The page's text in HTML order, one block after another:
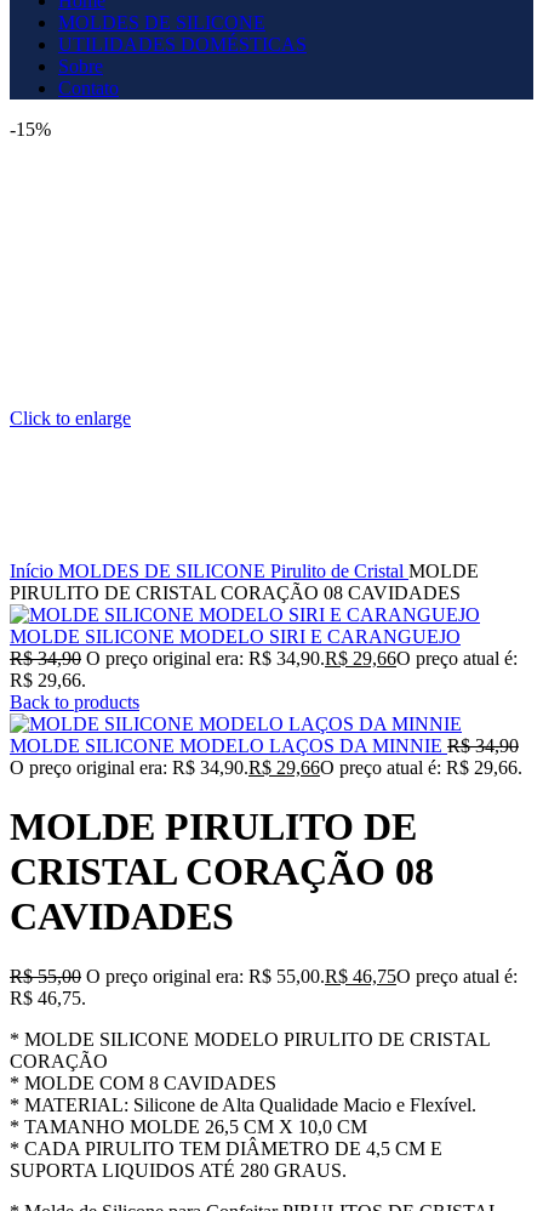
MOLDES DE SILICONE
UTILIDADES DOMÉSTICAS
Sobre
Contato
-15%
Click to enlarge
Início MOLDES DE SILICONE Pirulito de Cristal MOLDE
PIRULITO DE CRISTAL CORAÇÃO 08 CAVIDADES
MOLDE SILICONE MODELO SIRI E CARANGUEJO
R$34,90 O preço original era: R$ 34,90.R$ 29,66O preço atual é:
R$ 29,66.
Back to products
MOLDE SILICONE MODELO LAÇOS DA MINNIE R$34,90
O preço original era: R$ 34,90.R$ 29,66O preço atual é: R$ 29,66.
MOLDE PIRULITO DE
CRISTAL CORAÇÃO 08
CAVIDADES
R$55,00 O preço original era: R$ 55,00.R$ 46,75O preço atual é:
R$ 46,75.
* MOLDE SILICONE MODELO PIRULITO DE CRISTAL
CORAÇÃO
* MOLDE COM 8 CAVIDADES
* MATERIAL: Silicone de Alta Qualidade Macio e Flexível.
* TAMANHO MOLDE 26,5 CM X 10,0 CM
* CADA PIRULITO TEM DIÂMETRO DE 4,5 CM E
SUPORTA LIQUIDOS ATÉ 280 GRAUS.